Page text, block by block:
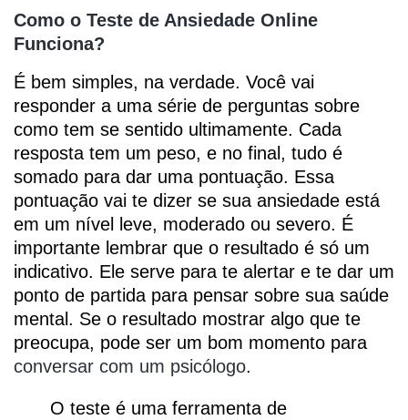
Como o Teste de Ansiedade Online
Funciona?
É bem simples, na verdade. Você vai
responder a uma série de perguntas sobre
como tem se sentido ultimamente. Cada
resposta tem um peso, e no final, tudo é
somado para dar uma pontuação. Essa
pontuação vai te dizer se sua ansiedade está
em um nível leve, moderado ou severo. É
importante lembrar que o resultado é só um
indicativo. Ele serve para te alertar e te dar um
ponto de partida para pensar sobre sua saúde
mental. Se o resultado mostrar algo que te
preocupa, pode ser um bom momento para
conversar com um psicólogo.
O teste é uma ferramenta de